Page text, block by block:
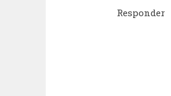
Responder